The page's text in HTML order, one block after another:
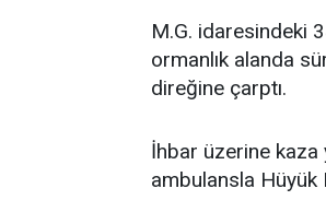
M.G. idaresindeki
ormanlık alanda
direğine çarptı.
İhbar üzerine kaza
ambulansla Hüyük